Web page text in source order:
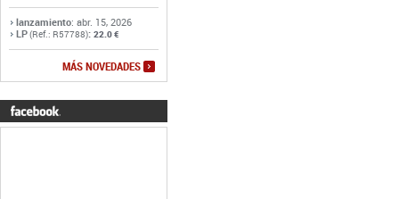
lanzamiento: abr. 15, 2026
LP(Ref.: R57788): 22.0 €
MÁS NOVEDADES